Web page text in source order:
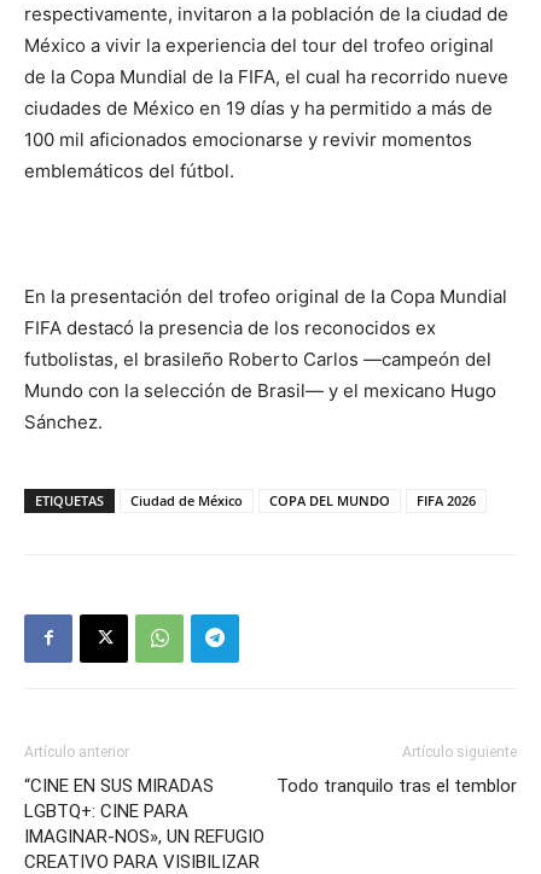
respectivamente, invitaron a la población de la ciudad de
México a vivir la experiencia del tour del trofeo original
de la Copa Mundial de la FIFA, el cual ha recorrido nueve
ciudades de México en 19 días y ha permitido a más de
100 mil aficionados emocionarse y revivir momentos
emblemáticos del fútbol.
En la presentación del trofeo original de la Copa Mundial
FIFA destacó la presencia de los reconocidos ex
futbolistas, el brasileño Roberto Carlos —campeón del
Mundo con la selección de Brasil— y el mexicano Hugo
Sánchez.
ETIQUETAS Ciudad de México COPA DEL MUNDO FIFA 2026
Artículo anterior
“CINE EN SUS MIRADAS
LGBTQ+: CINE PARA
IMAGINAR-NOS», UN REFUGIO
CREATIVO PARA VISIBILIZAR
Artículo siguiente
Todo tranquilo tras el temblor